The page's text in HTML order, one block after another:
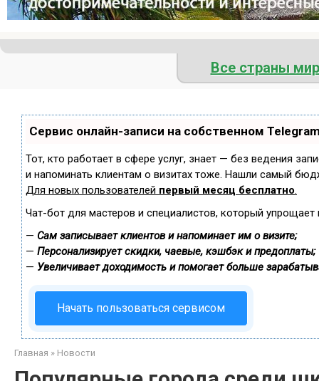
Все страны
Сервис онлайн-записи на собственном
Тот, кто работает в сфере услуг, знает — без ведения
и напоминать клиентам о визитах тоже. Нашли самый
Для новых пользователей первый месяц бесплатно.
Чат-бот для мастеров и специалистов, который упрощает
— Сам записывает клиентов и напоминает им о визите;
— Персонализирует скидки, чаевые, кэшбэк и предоплаты;
— Увеличивает доходимость и помогает больше
Начать пользоваться сервисом
Главная » Новости